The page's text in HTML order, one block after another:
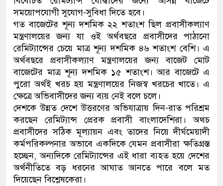
সময়োপযোগী সুযোগ-সুবিধা দিতে হবে।
গত বাজেটের শূন্য দশমিক ২২ শতাংশ ছিল প্রবাসীকল্যাণ
মন্ত্রণালয়ের জন্য যা ওই অর্থবছরে প্রবাসীদের পাঠানো
রেমিট্যান্সের চেয়ে মাত্র শূন্য দশমিক ৪৬ শতাংশ বেশি। এ
অর্থবছরে প্রবাসীকল্যাণ মন্ত্রণালয়ের জন্য বাজেট মোট
বাজেটের মাত্র শূন্য দশমিক ১৫ শতাংশ। আর বাজেটে এ
পুরো অর্থই খরচ হয় মন্ত্রণালয়ের নিজস্ব খরচের খাতে। এ
ক্ষেত্রে অভিবাসীদের জন্য ব্যয় নেই বলে চলে।
দেশকে উন্নত দেশে উত্তরণের অভিযাত্রায় দিন-রাত পরিশ্রম
করছেন রেমিট্যান্স প্রেরক প্রবাসী বাংলাদেশিরা। অথচ
প্রবাসীদের সঠিক মূল্যায়ন এবং তাদের নিয়ে দীর্ঘমেয়াদী
কর্মপরিকল্পনার অভাবে একদিকে যেমন প্রবাসীরা ক্ষতিগ্রস্ত
হচ্ছেন, অন্যদিকে রেমিট্যান্সের এই ধারা ব্যহত হয়ে দেশের
অর্থনীতিতে বড় ধরনের আঘাত আনতে পারে বলে মত
দিয়েছেন বিশ্লেষকেরা।